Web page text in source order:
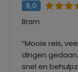
9,0
Bram
“Mooie reis,
dingen
snel en